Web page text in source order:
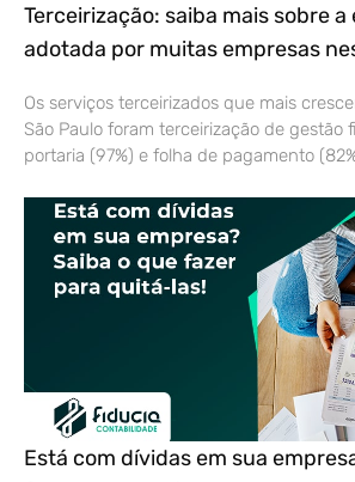
Terceirização: saiba mais sobre
adotada por muitas empresas
Os serviços terceirizados que mais
São Paulo foram terceirização de gestão
portaria (97%) e folha de pagamento
Está com dívidas em sua